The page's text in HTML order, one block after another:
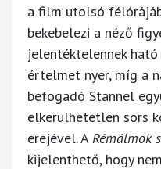
a film utolsó
bekebelezi a néző
jelentéktelennek
értelmet nyer, míg a
befogadó Stannel
elkerülhetetlen sors
erejével. ARémálmok
kijelenthető, hogy